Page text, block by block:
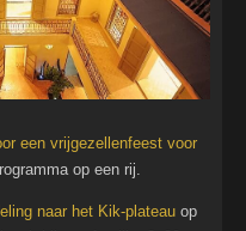
een vrijgezellenfeest voor
op een rij.
naar het Kik-plateau op